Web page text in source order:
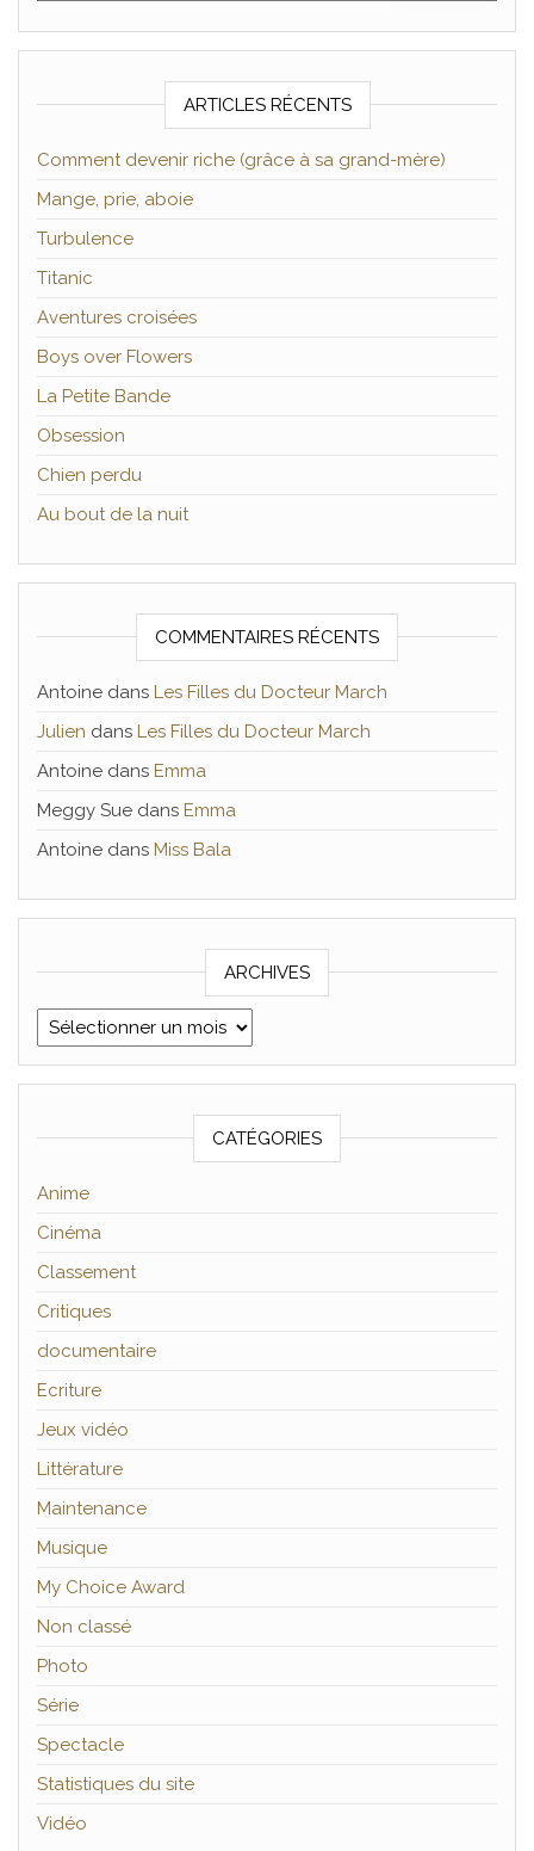
ARTICLES RÉCENTS
Comment devenir riche (grâce à sa grand-mère)
Mange, prie, aboie
Turbulence
Titanic
Aventures croisées
Boys over Flowers
La Petite Bande
Obsession
Chien perdu
Au bout de la nuit
COMMENTAIRES RÉCENTS
Antoine dans Les Filles du Docteur March
Julien dans Les Filles du Docteur March
Antoine dans Emma
Meggy Sue dans Emma
Antoine dans Miss Bala
ARCHIVES
Archives
CATÉGORIES
Anime
Cinéma
Classement
Critiques
documentaire
Ecriture
Jeux vidéo
Littérature
Maintenance
Musique
My Choice Award
Non classé
Photo
Série
Spectacle
Statistiques du site
Vidéo